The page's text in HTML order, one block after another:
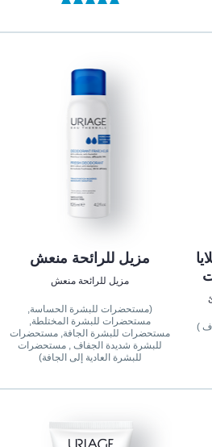
)
مزيل للرائحة منعش
مزيل للرائحة منعش
(مستحضرات للبشرة الحساسة,
مستحضرات للبشرة المختلطة,
مستحضرات للبشرة الجافة, مستحضرات
للبشرة شديدة الجفاف , مستحضرات
للبشرة العادية إلى الجافة)